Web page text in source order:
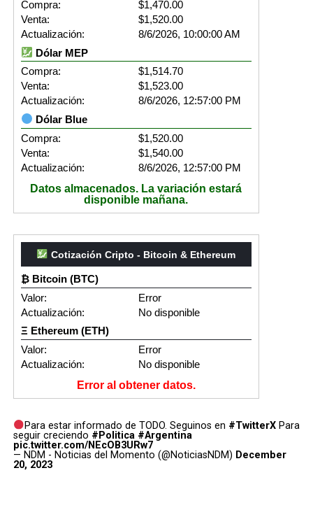
Compra:
$1,470.00
Venta:
$1,520.00
Actualización:
8/6/2026, 10:00:00 AM
Dólar MEP
Compra:
$1,514.70
Venta:
$1,523.00
Actualización:
8/6/2026, 12:57:00 PM
Dólar Blue
Compra:
$1,520.00
Venta:
$1,540.00
Actualización:
8/6/2026, 12:57:00 PM
Datos almacenados. La variación estará
disponible mañana.
Cotización Cripto - Bitcoin & Ethereum
₿ Bitcoin (BTC)
Valor:
Error
Actualización:
No disponible
Ξ Ethereum (ETH)
Valor:
Error
Actualización:
No disponible
Error al obtener datos.
Para estar informado de TODO. Seguinos en #TwitterX Para
seguir creciendo #Politica #Argentina
pic.twitter.com/NEcOB3URw7
— NDM - Noticias del Momento (@NoticiasNDM) December
20, 2023